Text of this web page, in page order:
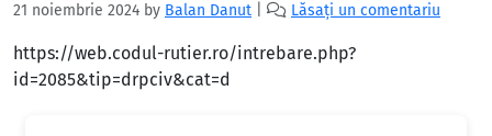
21 noiembrie 2024 by Balan Danut Lăsați un comentariu
https://web.codul-rutier.ro/intrebare.php?
id=2085&tip=drpciv&cat=d